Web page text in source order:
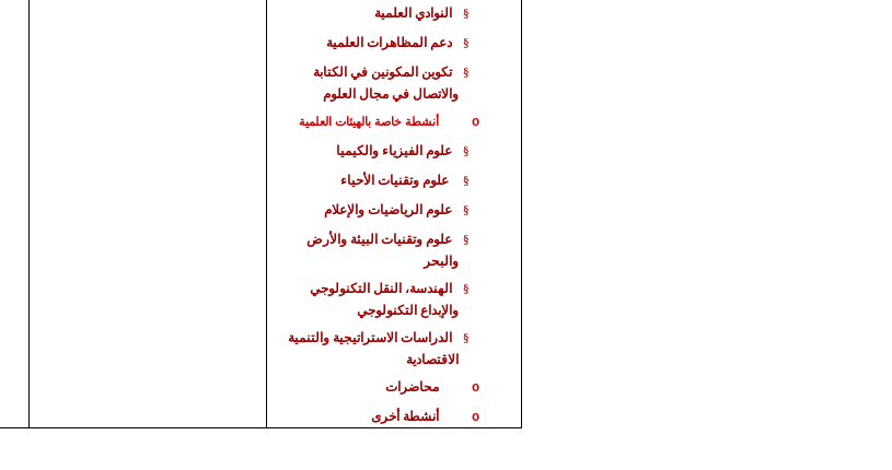
§ النوادي العلمية
§ دعم المظاهرات العلمية
§
تكوين المكونين في الكتابة
والاتصال في مجال العلوم
o أنشطة خاصة بالهيئات العلمية
§ علوم الفيزياء والكيميا
§ علوم وتقنيات الأحياء
§ علوم الرياضيات والإعلام
§
علوم وتقنيات البيئة والأرض
والبحر
§
الهندسة، النقل التكنولوجي
والإبداع التكنولوجي
§ الدراسات الاستراتيجية والتنمية
الاقتصادية
o محاضرات
o أنشطة أخرى